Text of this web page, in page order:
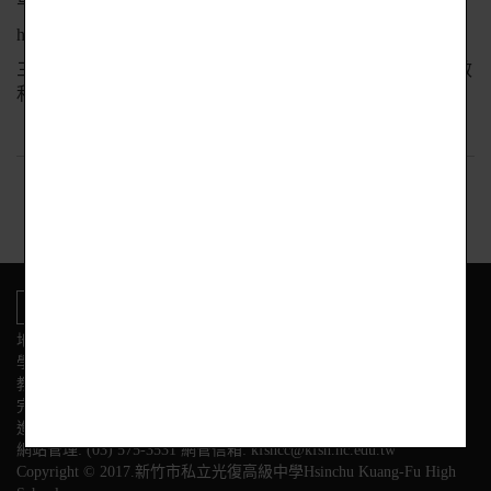
https://youtu.be/ZVS-A36QhE4
三、為增進年輕世代對信託的瞭解，進而提升信託知識有效
利用。
地址:新竹市東區光復路二段153號
學校電話
教務處:(03) 575-3584 學務處:(03) 575-3564
完全中學部:(03)575-3558
進修部:(03) 575-3628 幼兒園:(03) 575-3595
網站管理: (03) 575-3531 網管信箱: kfshcc@kfsh.hc.edu.tw
Copyright © 2017.新竹市私立光復高級中學Hsinchu Kuang-Fu High